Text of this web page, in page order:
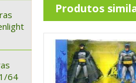
64
Produtos